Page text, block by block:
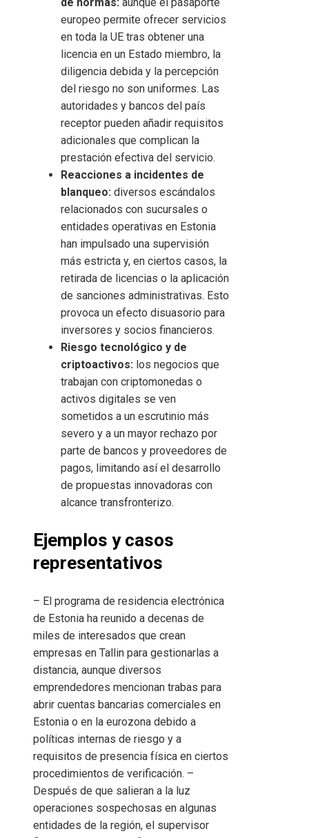
de normas: aunque el pasaporte
europeo permite ofrecer servicios
en toda la UE tras obtener una
licencia en un Estado miembro, la
diligencia debida y la percepción
del riesgo no son uniformes. Las
autoridades y bancos del país
receptor pueden añadir requisitos
adicionales que complican la
prestación efectiva del servicio.
Reacciones a incidentes de
blanqueo: diversos escándalos
relacionados con sucursales o
entidades operativas en Estonia
han impulsado una supervisión
más estricta y, en ciertos casos, la
retirada de licencias o la aplicación
de sanciones administrativas. Esto
provoca un efecto disuasorio para
inversores y socios financieros.
Riesgo tecnológico y de
criptoactivos: los negocios que
trabajan con criptomonedas o
activos digitales se ven
sometidos a un escrutinio más
severo y a un mayor rechazo por
parte de bancos y proveedores de
pagos, limitando así el desarrollo
de propuestas innovadoras con
alcance transfronterizo.
Ejemplos y casos
representativos
– El programa de residencia electrónica
de Estonia ha reunido a decenas de
miles de interesados que crean
empresas en Tallin para gestionarlas a
distancia, aunque diversos
emprendedores mencionan trabas para
abrir cuentas bancarias comerciales en
Estonia o en la eurozona debido a
políticas internas de riesgo y a
requisitos de presencia física en ciertos
procedimientos de verificación. –
Después de que salieran a la luz
operaciones sospechosas en algunas
entidades de la región, el supervisor